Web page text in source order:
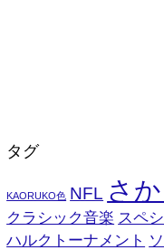
タグ
KAORUKO色 NFL さ
クラシック音楽 スペ
ハルクトーナメント